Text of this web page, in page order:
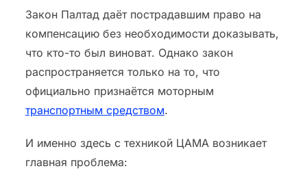
Закон Палтад даёт пострадавшим право на
компенсацию без необходимости доказывать,
что кто-то был виноват. Однако закон
распространяется только на то, что
официально признаётся моторным
транспортным средством.
И именно здесь с техникой ЦАМА возникает
главная проблема: